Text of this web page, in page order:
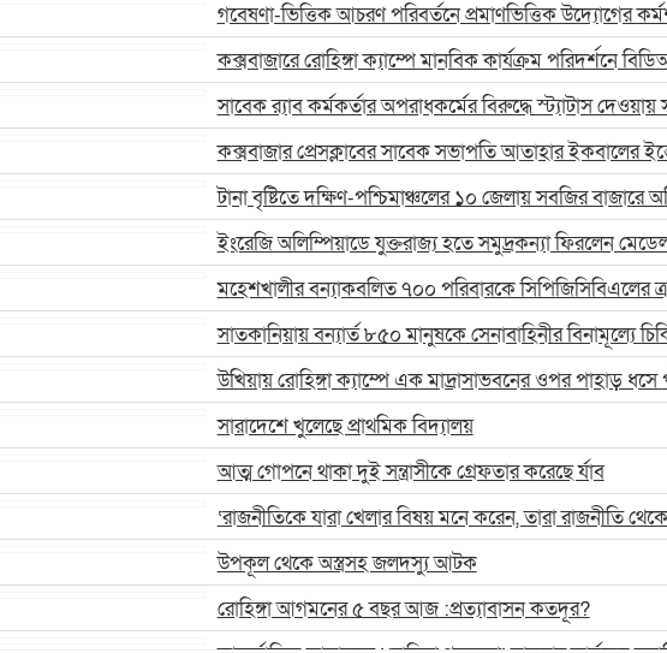
গবেষণা-ভিত্তিক আচরণ পরিবর্তনে প্রমাণভিত্তিক উদ্যোগের
কক্সবাজারে রোহিঙ্গা ক্যাম্পে মানবিক কার্যক্রম পরিদর্শনে
সাবেক র‍্যাব কর্মকর্তার অপরাধকর্মের বিরুদ্ধে স্ট্যাটাস
কক্সবাজার প্রেসক্লাবের সাবেক সভাপতি আতাহার ইকবালের
টানা বৃষ্টিতে দক্ষিণ-পশ্চিমাঞ্চলের ১০ জেলায় সবজির বাজারে
ইংরেজি অলিম্পিয়াডে যুক্তরাজ্য হতে সমুদ্রকন্যা ফিরলেন
মহেশখালীর বন্যাকবলিত ৭০০ পরিবারকে সিপিজিসিবিএলের
সাতকানিয়ায় বন্যার্ত ৮৫০ মানুষকে সেনাবাহিনীর বিনামূল্যে
উখিয়ায় রোহিঙ্গা ক্যাম্পে এক মাদ্রাসাভবনের ওপর পাহাড় ধসে
সারাদেশে খুলেছে প্রাথমিক বিদ্যালয়
আত্ম গোপনে থাকা দুই সন্ত্রাসীকে গ্রেফতার করেছে র্যাব
‘রাজনীতিকে যারা খেলার বিষয় মনে করেন, তারা রাজনীতি
উপকূল থেকে অস্ত্রসহ জলদস্যু আটক
রোহিঙ্গা আগমনের ৫ বছর আজ :প্রত্যাবাসন কতদূর?